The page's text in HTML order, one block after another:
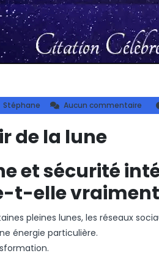
Stéphane Stéphane
Aucun commentaire
de la lune
et sécurité
t-elle vraiment
pleines lunes, les réseaux
énergie particulière.